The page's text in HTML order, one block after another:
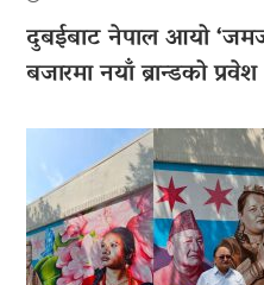
दुबईबाट नेपाल आयो
बजारमा नयाँ ब्रान्डको प्रवेश